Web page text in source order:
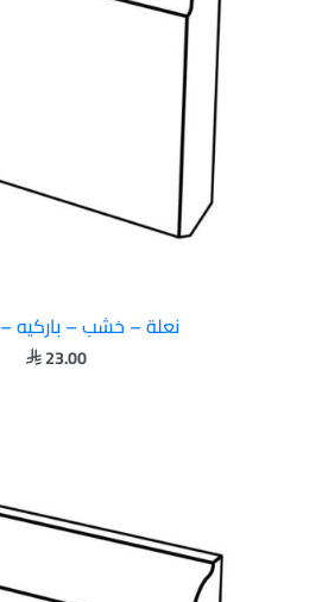
نعلة – خشب – باركيه – S-8517
23.00